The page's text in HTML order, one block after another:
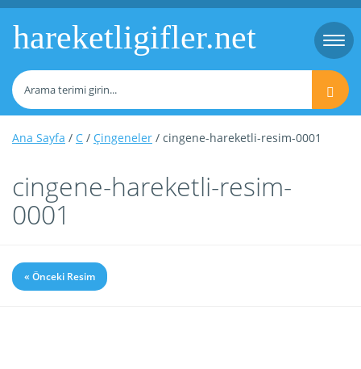
hareketligifler.net
Ana Sayfa / C / Çingeneler / cingene-hareketli-resim-0001
cingene-hareketli-resim-
0001
« Önceki Resim